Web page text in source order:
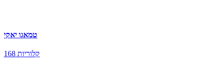
טמאגו יאקי
168 קלוריות